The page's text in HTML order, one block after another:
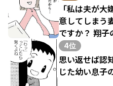
「私は夫が
意してしまう
ですか？ 翔子
4位
思い返せば認
じた幼い息子